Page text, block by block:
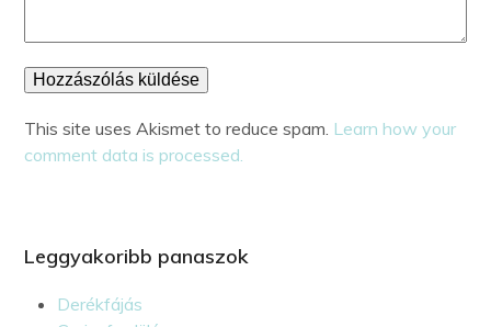
This site uses Akismet to reduce spam. Learn how your
comment data is processed.
Leggyakoribb panaszok
Derékfájás